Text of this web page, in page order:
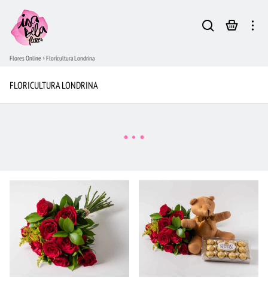
Flores Online Floricultura Londrina
FLORICULTURA LONDRINA